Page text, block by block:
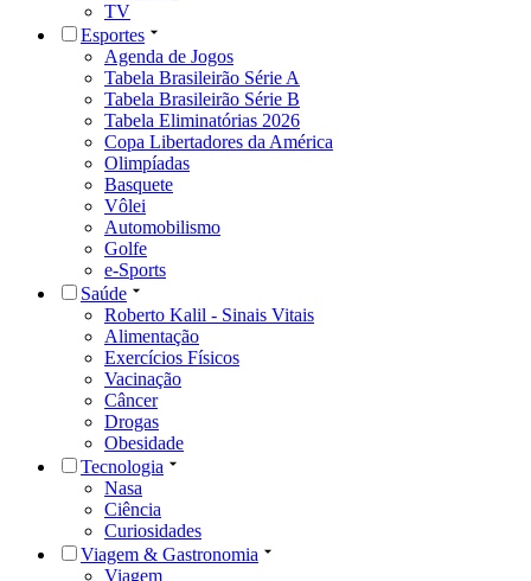
TV
Esportes
Agenda de Jogos
Tabela Brasileirão Série A
Tabela Brasileirão Série B
Tabela Eliminatórias 2026
Copa Libertadores da América
Olimpíadas
Basquete
Vôlei
Automobilismo
Golfe
e-Sports
Saúde
Roberto Kalil - Sinais Vitais
Alimentação
Exercícios Físicos
Vacinação
Câncer
Drogas
Obesidade
Tecnologia
Nasa
Ciência
Curiosidades
Viagem & Gastronomia
Viagem